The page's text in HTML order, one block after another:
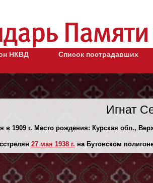
НКВД
Список пострадавших
Игнат
в 1909 г. Место рождения: Курская обл.,
27 мая 1938 г. на Бутовском